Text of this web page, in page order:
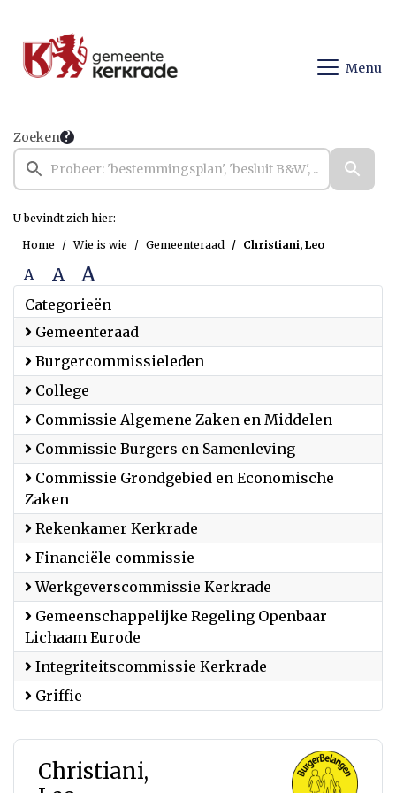
Menu
Zoeken
U bevindt zich hier:
Home
Wie is wie Gemeenteraad Christiani, Leo
A A A
Categorieën
Gemeenteraad
Burgercommissieleden
College
Commissie Algemene Zaken en Middelen
Commissie Burgers en Samenleving
Commissie Grondgebied en Economische
Zaken
Rekenkamer Kerkrade
Financiële commissie
Werkgeverscommissie Kerkrade
Gemeenschappelijke Regeling Openbaar
Lichaam Eurode
Integriteitscommissie Kerkrade
Griffie
Christiani,